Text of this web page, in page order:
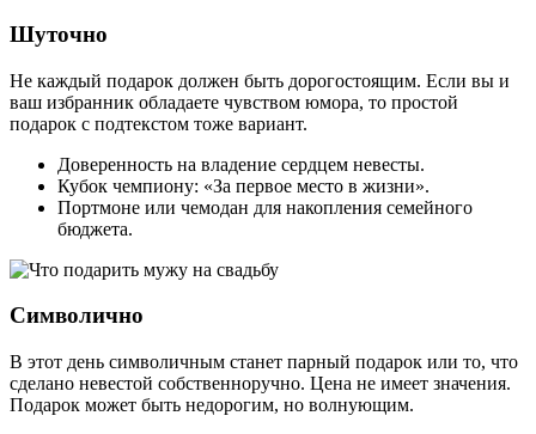
Шуточно
Не каждый подарок должен быть дорогостоящим. Если вы и
ваш избранник обладаете чувством юмора, то простой
подарок с подтекстом тоже вариант.
Доверенность на владение сердцем невесты.
Кубок чемпиону: «За первое место в жизни».
Портмоне или чемодан для накопления семейного
бюджета.
Символично
В этот день символичным станет парный подарок или то, что
сделано невестой собственноручно. Цена не имеет значения.
Подарок может быть недорогим, но волнующим.